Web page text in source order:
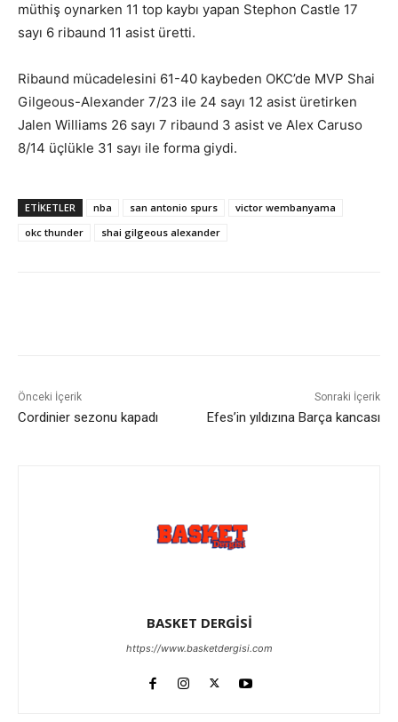
müthiş oynarken 11 top kaybı yapan Stephon Castle 17
sayı 6 ribaund 11 asist üretti.
Ribaund mücadelesini 61-40 kaybeden OKC’de MVP Shai
Gilgeous-Alexander 7/23 ile 24 sayı 12 asist üretirken
Jalen Williams 26 sayı 7 ribaund 3 asist ve Alex Caruso
8/14 üçlükle 31 sayı ile forma giydi.
ETIKETLER nba san antonio spurs
victor wembanyama
okc thunder
shai gilgeous alexander
Önceki İçerik
Cordinier sezonu kapadı
Sonraki İçerik
Efes’in yıldızına Barça kancası
BASKET DERGİSİ
https://www.basketdergisi.com